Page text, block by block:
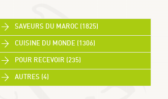
SAVEURS DU MAROC (1825)
CUISINE DU MONDE (1306)
POUR RECEVOIR (235)
AUTRES (4)